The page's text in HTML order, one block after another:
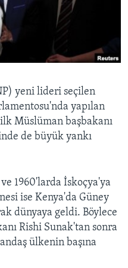
yeni lideri seçilen
yapılan
Müslüman başbakanı
de büyük yankı
1960'larda İskoçya'ya
ise Kenya'da Güney
dünyaya geldi. Böylece
Rishi Sunak'tan sonra
ülkenin başına